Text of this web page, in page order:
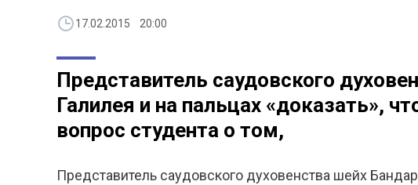
17.02.2015 20:00
Представитель саудовского
Галилея и на пальцах «доказать»,
вопрос студента о том,
Представитель саудовского духовенства шейх